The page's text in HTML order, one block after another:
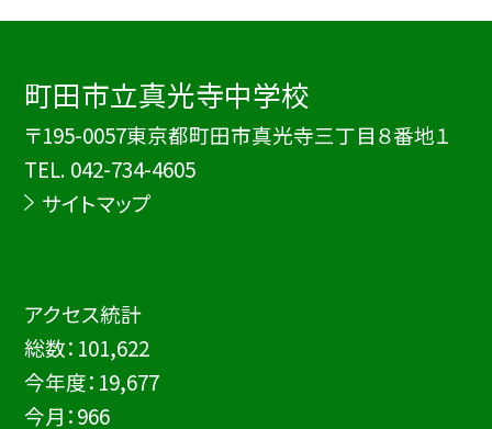
町田市立真光寺中学校
〒195-0057東京都町田市真光寺三丁目８番地１
TEL. 042-734-4605
サイトマップ
アクセス統計
総数： 101,622
今年度： 19,677
今月：966